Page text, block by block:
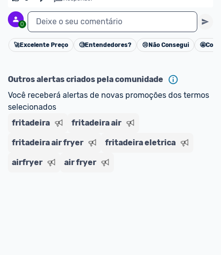
ou MercadoLíder Platinum.
E lembre-se:
você sempre pode contar ajuda da
comunidade para tirar dúvidas ou acionar os
nossos Admins marcando @admin em um
0 Deixe o seu comentário
Cancelar
🚀Excelente Preço 🧐Entendedores? 😢 Não Consegui 🤩
Outros alertas criados pela comunidade
Você receberá alertas de novas promoções dos termos
selecionados
fritadeira
fritadeira air
fritadeira air fryer fritadeira eletrica
airfryer air fryer